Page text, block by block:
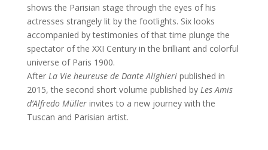
shows the Parisian stage through the eyes of his
actresses strangely lit by the footlights. Six looks
accompanied by testimonies of that time plunge the
spectator of the XXI Century in the brilliant and colorful
universe of Paris 1900.
After La Vie heureuse de Dante Alighieripublished in
2015, the second short volume published by Les Amis
d’Alfredo Müllerinvites to a new journey with the
Tuscan and Parisian artist.